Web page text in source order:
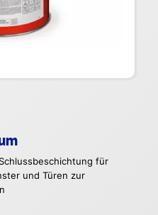
für
und Türen zur